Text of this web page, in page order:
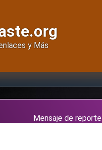
y Más
Mensaje de reporte